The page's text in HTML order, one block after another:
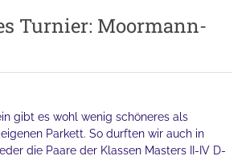
Turnier: Moormann-
gibt es wohl wenig schöneres als
Parkett. So durften wir auch in
die Paare der Klassen Masters II-IV D-